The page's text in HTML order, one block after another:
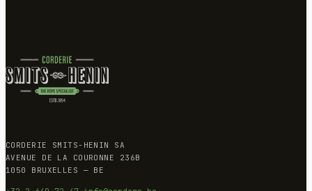
CORDERIE SMITS-HENIN SA
AVENUE DE LA COURONNE 236B
1050 BRUXELLES — BE